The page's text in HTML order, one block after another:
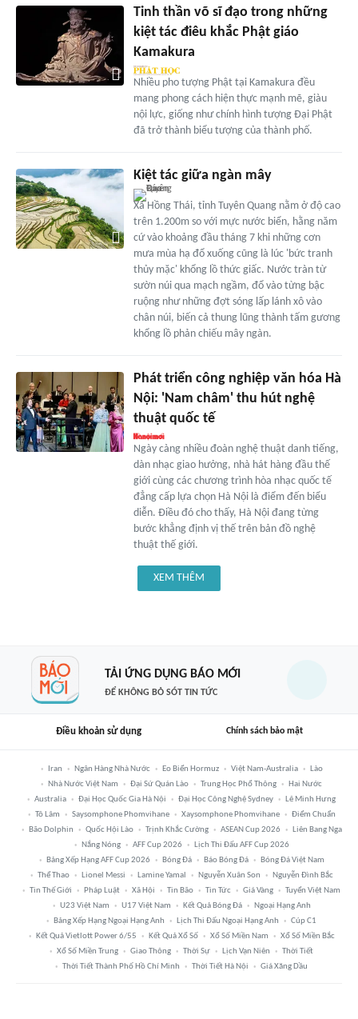
Tinh thần võ sĩ đạo trong những
kiệt tác điêu khắc Phật giáo
Kamakura
Nhiều pho tượng Phật tại Kamakura đều
mang phong cách hiện thực mạnh mẽ, giàu
nội lực, giống như chính hình tượng Đại Phật
đã trở thành biểu tượng của thành phố.
Kiệt tác giữa ngàn mây
Xã Hồng Thái, tỉnh Tuyên Quang nằm ở độ cao
trên 1.200m so với mực nước biển, hằng năm
cứ vào khoảng đầu tháng 7 khi những cơn
mưa mùa hạ đổ xuống cũng là lúc 'bức tranh
thủy mặc' khổng lồ thức giấc. Nước tràn từ
sườn núi qua mạch ngầm, đổ vào từng bậc
ruộng như những đợt sóng lấp lánh xô vào
chân núi, biến cả thung lũng thành tấm gương
khổng lồ phản chiếu mây ngàn.
Phát triển công nghiệp văn hóa Hà
Nội: 'Nam châm' thu hút nghệ
thuật quốc tế
Ngày càng nhiều đoàn nghệ thuật danh tiếng,
dàn nhạc giao hưởng, nhà hát hàng đầu thế
giới cùng các chương trình hòa nhạc quốc tế
đẳng cấp lựa chọn Hà Nội là điểm đến biểu
diễn. Điều đó cho thấy, Hà Nội đang từng
bước khẳng định vị thế trên bản đồ nghệ
thuật thế giới.
XEM THÊM
TẢI ỨNG DỤNG BÁO MỚI
ĐỂ KHÔNG BỎ SÓT TIN TỨC
Điều khoản sử dụng Chính sách bảo mật
Iran Ngân Hàng Nhà Nước Eo Biển Hormuz Việt Nam-Australia
Lào
Nhà Nước Việt Nam
Đại Sứ Quán Lào Trung Học Phổ Thông
Hai Nước
Australia
Đại Học Quốc Gia Hà Nội Đại Học Công Nghệ Sydney
Lê Minh Hưng
Tô Lâm
Saysomphone Phomvihane Xaysomphone Phomvihane
Điểm Chuẩn
Bão Dolphin
Quốc Hội Lào Trịnh Khắc Cường ASEAN Cup 2026
Liên Bang Nga
Nắng Nóng
AFF Cup 2026
Lịch Thi Đấu AFF Cup 2026
Bảng Xếp Hạng AFF Cup 2026
Bóng Đá Báo Bóng Đá
Bóng Đá Việt Nam
Thể Thao
Lionel Messi Lamine Yamal Nguyễn Xuân Son
Nguyễn Đình Bắc
Tin Thế Giới
Pháp Luật Xã Hội Tin Bão Tin Tức Giá Vàng
Tuyển Việt Nam
U23 Việt Nam
U17 Việt Nam Kết Quả Bóng Đá
Ngoại Hạng Anh
Bảng Xếp Hạng Ngoại Hạng Anh
Lịch Thi Đấu Ngoại Hạng Anh
Cúp C1
Kết Quả Vietlott Power 6/55
Kết Quả Xổ Số Xổ Số Miền Nam
Xổ Số Miền Bắc
Xổ Số Miền Trung
Giao Thông Thời Sự Lịch Vạn Niên
Thời Tiết
Thời Tiết Thành Phố Hồ Chí Minh
Thời Tiết Hà Nội Giá Xăng Dầu